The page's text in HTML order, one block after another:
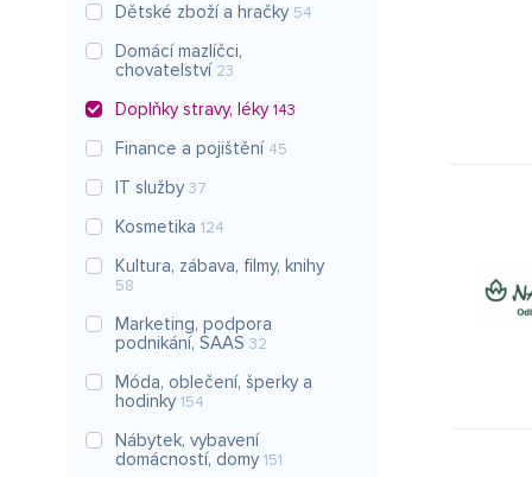
Dětské zboží a hračky 54
Domácí mazlíčci,
chovatelství 23
Doplňky stravy, léky143
Finance a pojištění 45
IT služby 37
Kosmetika 124
Kultura, zábava, filmy, knihy
58
Marketing, podpora
podnikání, SAAS 32
Móda, oblečení, šperky a
hodinky 154
Nábytek, vybavení
domácností, domy 151